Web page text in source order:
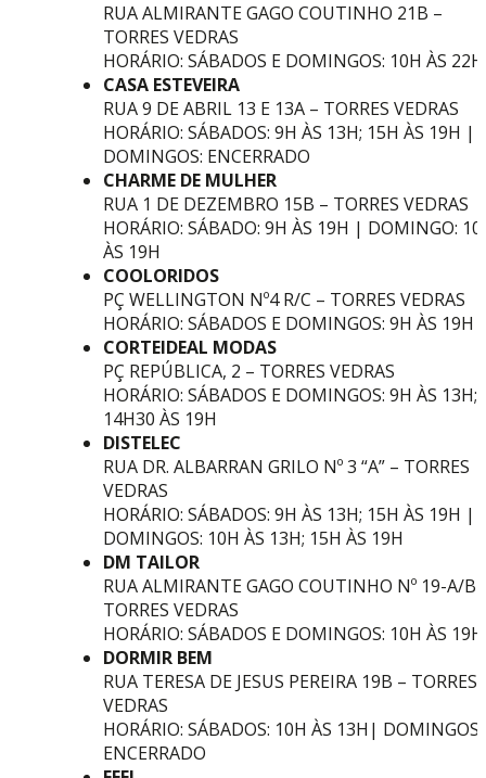
RUA ALMIRANTE GAGO COUTINHO 21B –
TORRES VEDRAS
HORÁRIO: SÁBADOS E DOMINGOS: 10H ÀS 22H
CASA ESTEVEIRA
RUA 9 DE ABRIL 13 E 13A – TORRES VEDRAS
HORÁRIO: SÁBADOS: 9H ÀS 13H; 15H ÀS 19H |
DOMINGOS: ENCERRADO
CHARME DE MULHER
RUA 1 DE DEZEMBRO 15B – TORRES VEDRAS
HORÁRIO: SÁBADO: 9H ÀS 19H | DOMINGO:
ÀS 19H
COOLORIDOS
PÇ WELLINGTON Nº4 R/C – TORRES VEDRAS
HORÁRIO: SÁBADOS E DOMINGOS: 9H ÀS 19H
CORTEIDEAL MODAS
PÇ REPÚBLICA, 2 – TORRES VEDRAS
HORÁRIO: SÁBADOS E DOMINGOS: 9H ÀS 13H;
14H30 ÀS 19H
DISTELEC
RUA DR. ALBARRAN GRILO Nº 3 “A” – TORRES
VEDRAS
HORÁRIO: SÁBADOS: 9H ÀS 13H; 15H ÀS 19H |
DOMINGOS: 10H ÀS 13H; 15H ÀS 19H
DM TAILOR
RUA ALMIRANTE GAGO COUTINHO Nº 19-A/B
TORRES VEDRAS
HORÁRIO: SÁBADOS E DOMINGOS: 10H ÀS 19H
DORMIR BEM
RUA TERESA DE JESUS PEREIRA 19B – TORRES
VEDRAS
HORÁRIO: SÁBADOS: 10H ÀS 13H| DOMINGOS:
ENCERRADO